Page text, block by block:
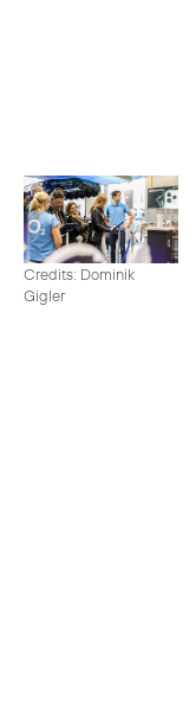
Credits: Dominik
Gigler